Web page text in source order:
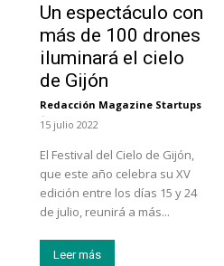
Un espectáculo con
más de 100 drones
iluminará el cielo
de Gijón
Redacción Magazine Startups
-
15 julio 2022
El Festival del Cielo de Gijón,
que este año celebra su XV
edición entre los días 15 y 24
de julio, reunirá a más...
Leer más